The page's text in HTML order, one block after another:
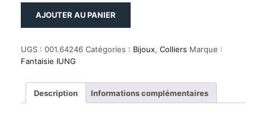
eo
3m
zirconium
AJOUTER AU PANIER
UGS : 001.64246 Catégories : Bijoux, Colliers Marque :
Fantaisie IUNG
Description Informations complémentaires